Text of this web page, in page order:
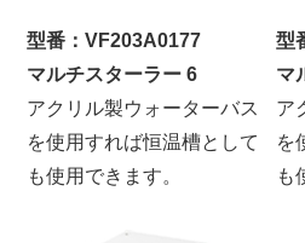
型番：VF203A0177
マルチスターラー 6
アクリル製ウォーターバス
を使用すれば恒温槽として
も使用できます。
型
マ
ア
を
も